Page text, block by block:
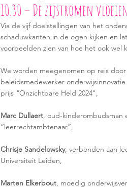
10.30 – De zijstromen
Via de vijf doelstellingen van het
schaduwkanten in de ogen kijken en
voorbeelden zien van hoe het ook wel
We worden meegenomen op reis door
beleidsmedewerker
prĳs "Onzichtbare Held 2024",
Marc Dullaert, oud-kinderombudsman
“leerrechtambtenaar”,
Chrisje Sandelowsky, verbonden aan
Universiteit Leiden,
Marten Elkerbout, moedig